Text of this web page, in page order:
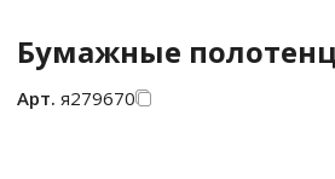
Бумажные
Арт. я279670